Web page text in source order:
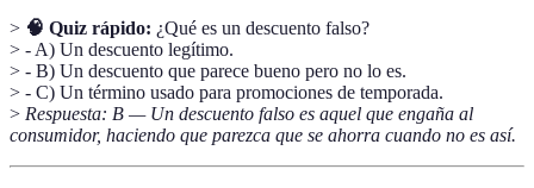
> 🧠 Quiz rápido: ¿Qué es un descuento falso?
> - A) Un descuento legítimo.
> - B) Un descuento que parece bueno pero no lo es.
> - C) Un término usado para promociones de temporada.
> Respuesta: B — Un descuento falso es aquel que engaña al
consumidor, haciendo que parezca que se ahorra cuando no es así.